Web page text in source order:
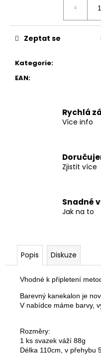
Kategorie:
EAN:
Zeptat se
Rychlá
Více info
Zjistit více
Snadné
Jak na to
Popis Diskuze
Vhodné k připletení
Barevný kanekalon je
V nabídce máme barvy,
Rozměry:
1 ks svazek váží 88g
Délka 110cm, v přehybu
j
e
e